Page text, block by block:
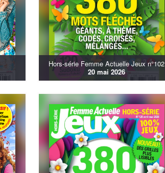
Hors-série Femme Actuelle Jeux n°102
20 mai 2026